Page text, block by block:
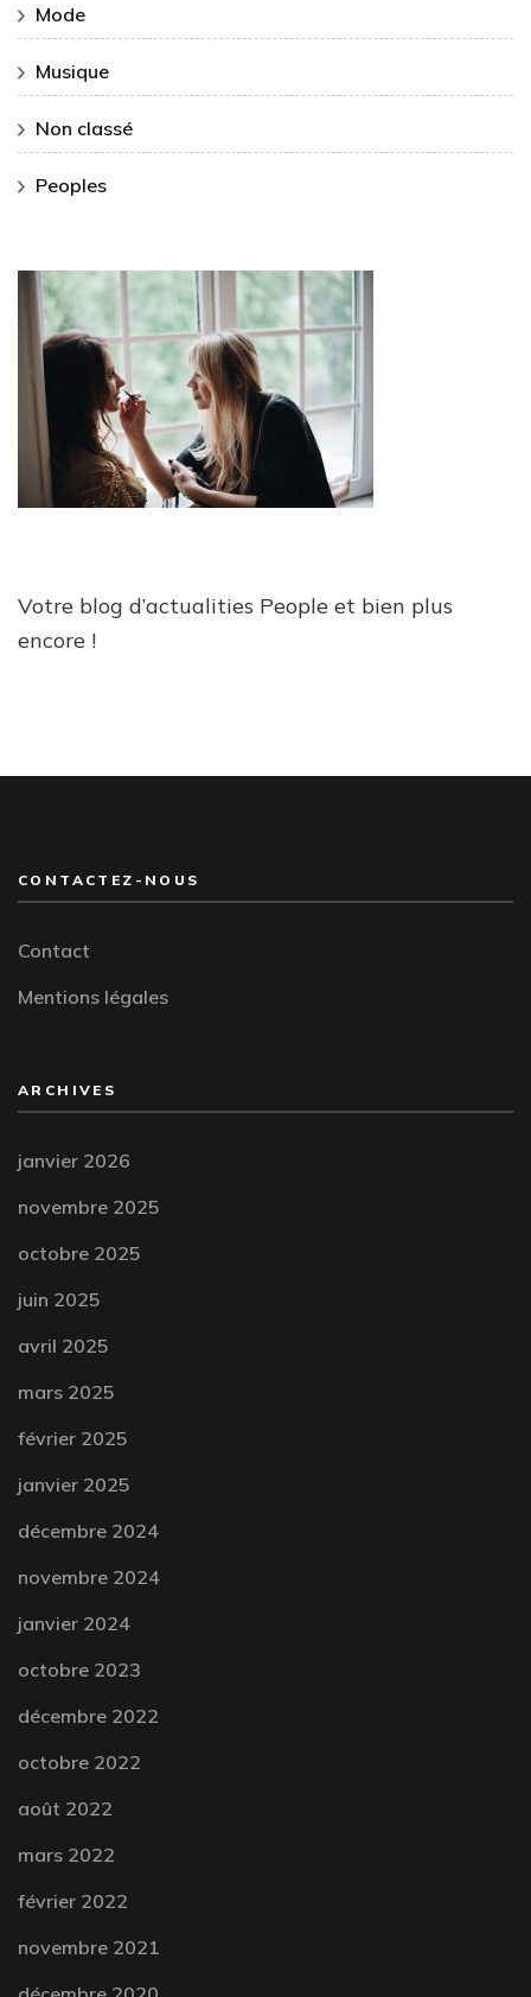
Mode
Musique
Non classé
Peoples
Votre blog d’actualities People et bien plus
encore !
CONTACTEZ-NOUS
Contact
Mentions légales
ARCHIVES
janvier 2026
novembre 2025
octobre 2025
juin 2025
avril 2025
mars 2025
février 2025
janvier 2025
décembre 2024
novembre 2024
janvier 2024
octobre 2023
décembre 2022
octobre 2022
août 2022
mars 2022
février 2022
novembre 2021